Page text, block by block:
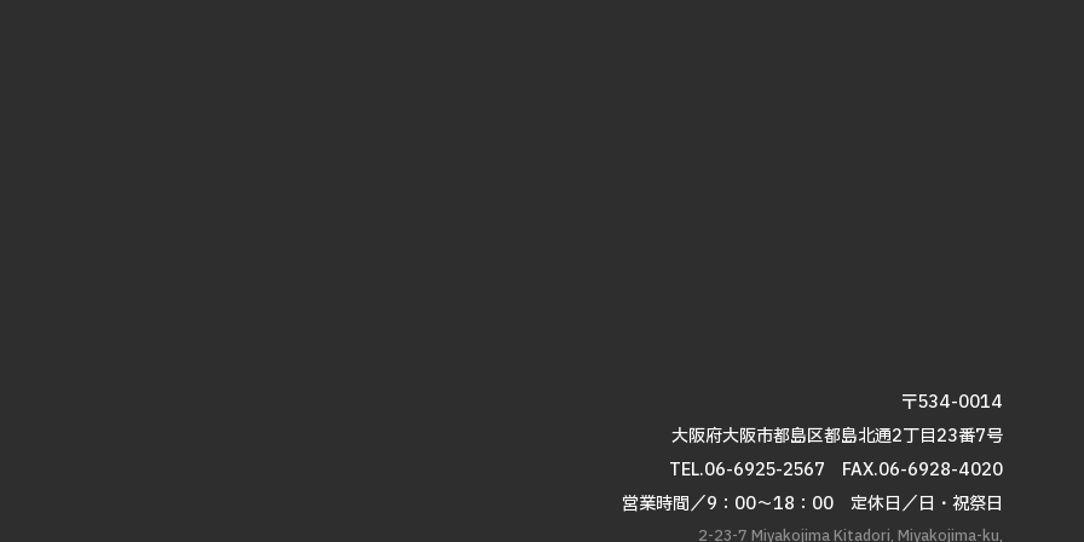
〒534-0014
大阪府大阪市都島区都島北通2丁目23番7号
TEL.06-6925-2567 FAX.06-6928-4020
営業時間／9：00～18：00 定休日／日・祝祭日
2-23-7 Miyakojima Kitadori, Miyakojima-ku,